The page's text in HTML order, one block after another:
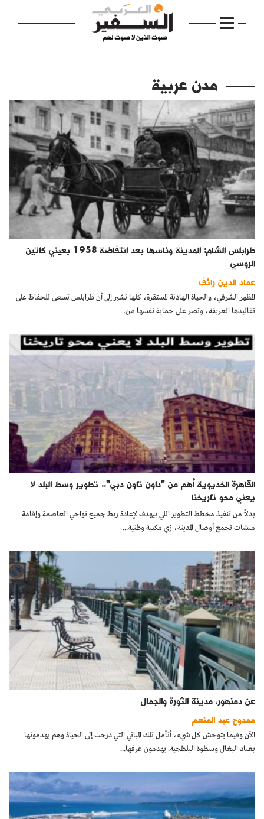
الرئيسية
مواضيع
إفتتاحية
فكرة
دفاتر
بالصورة
كتّابنا
الأرشيف
مدن عربية
طرابلس الشام: المدينة وناسها بعد انتفاضة 1958 بعيني كاتين
الروسي
عماد الدين رائف
المظهر الشرقي، والحياة الهادئة المستقرة، كلها تشير إلى أن طرابلس تسعى للحفاظ على
تقاليدها العريقة، وتصر على حماية نفسها من...
القاهرة الخديوية أهم من "داون تاون دبي".. تطوير وسط البلد لا
يعني محو تاريخنا
بدلاً من تنفيذ مخطط التطوير اللي بيهدف لإعادة ربط جميع نواحي العاصمة وإقامة
منشآت تجمع أوصال المدينة، زي مكتبة وطنية...
عن دمنهور، مدينة الثورة والجمال
ممدوح عبد المنعم
الآن وفيما يتوحش كل شيء، أتأمل تلك المباني التي درجت إلى الحياة وهم يهدمونها
بعناد البغال وسطوة البلطجية. يهدمون غرفها...